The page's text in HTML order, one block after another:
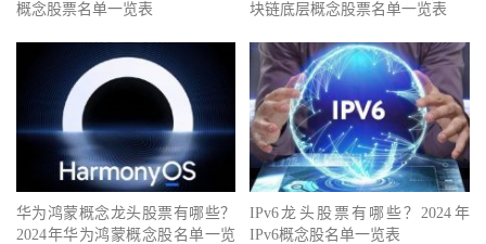
概念股票名单一览表
块链底层概念股票名单一览表
华为鸿蒙概念龙头股票有哪些？
2024年华为鸿蒙概念股名单一览
IPv6龙头股票有哪些？2024年
IPv6概念股名单一览表